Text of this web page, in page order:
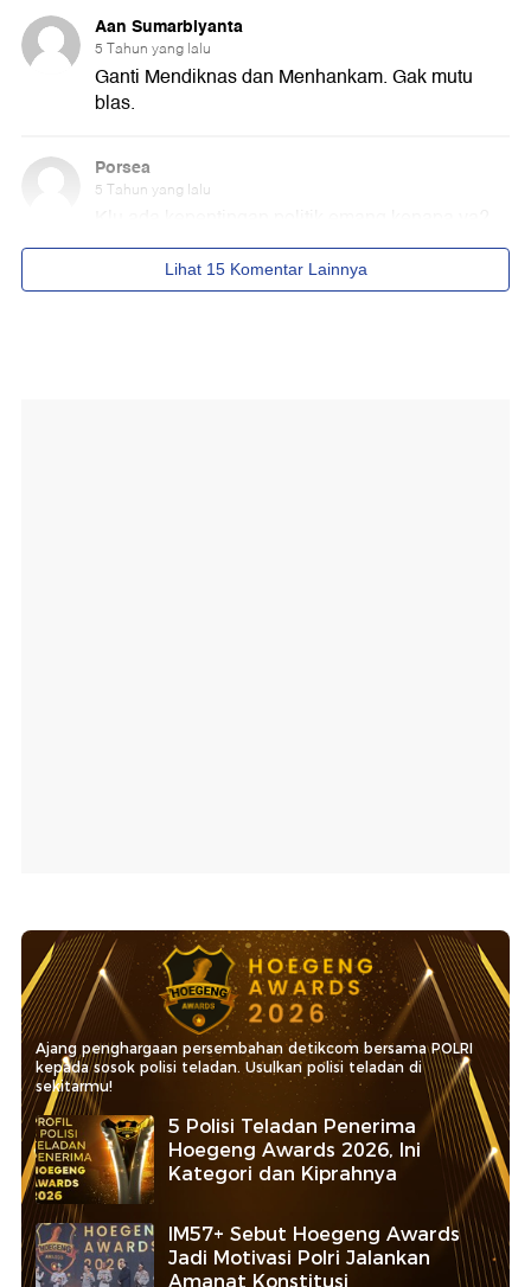
Ajang penghargaan persembahan detikcom bersama POLRI
kepada sosok polisi teladan. Usulkan polisi teladan di
sekitarmu!
5 Polisi Teladan Penerima
Hoegeng Awards 2026, Ini
Kategori dan Kiprahnya
IM57+ Sebut Hoegeng Awards
Jadi Motivasi Polri Jalankan
Amanat Konstitusi